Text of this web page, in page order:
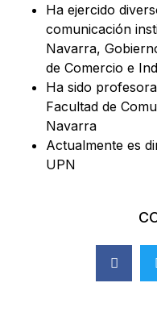
Ha ejercido
comunicación
Navarra,
de Comercio e
Ha sido
Facultad de
Navarra
Actualmente es
UPN